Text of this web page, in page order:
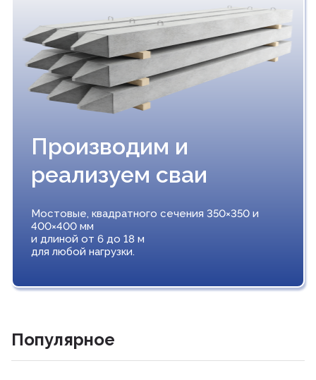
Производим и
реализуем сваи
Мостовые, квадратного сечения 350×350 и
400×400 мм
и длиной от 6 до 18 м
для любой нагрузки.
Популярное